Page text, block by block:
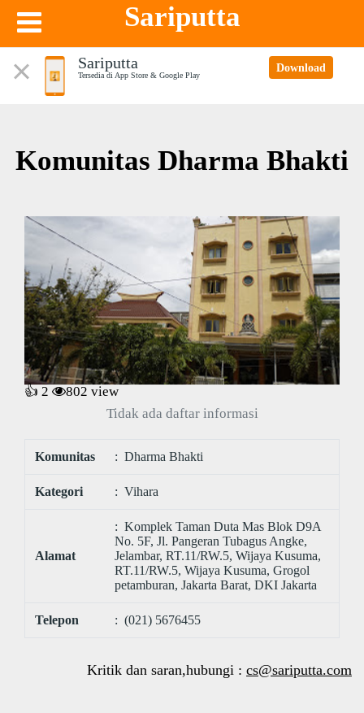
Sariputta
Sariputta
Tersedia di App Store & Google Play
Download
Komunitas Dharma Bhakti
👍 2 802 view
Tidak ada daftar informasi
Komunitas : Dharma Bhakti
Kategori : Vihara
Alamat
: Komplek Taman Duta Mas Blok D9A
No. 5F, Jl. Pangeran Tubagus Angke,
Jelambar, RT.11/RW.5, Wijaya Kusuma,
RT.11/RW.5, Wijaya Kusuma, Grogol
petamburan, Jakarta Barat, DKI Jakarta
Telepon : (021) 5676455
Kritik dan saran,hubungi : cs@sariputta.com